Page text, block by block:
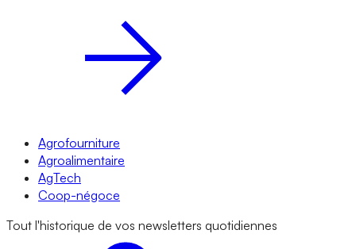
Agrofourniture
Agroalimentaire
AgTech
Coop-négoce
Tout l'historique de vos newsletters quotidiennes